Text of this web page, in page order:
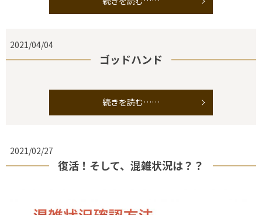
2021/04/04
ゴッドハンド
続きを読む……
2021/02/27
復活！そして、混雑状況は？？